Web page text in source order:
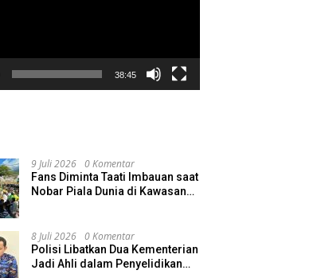
38:45
9 Juli 2026 0 Komentar
Fans Diminta Taati Imbauan saat
Nobar Piala Dunia di Kawasan
8 Juli 2026 0 Komentar
Polisi Libatkan Dua Kementerian
Jadi Ahli dalam Penyelidikan